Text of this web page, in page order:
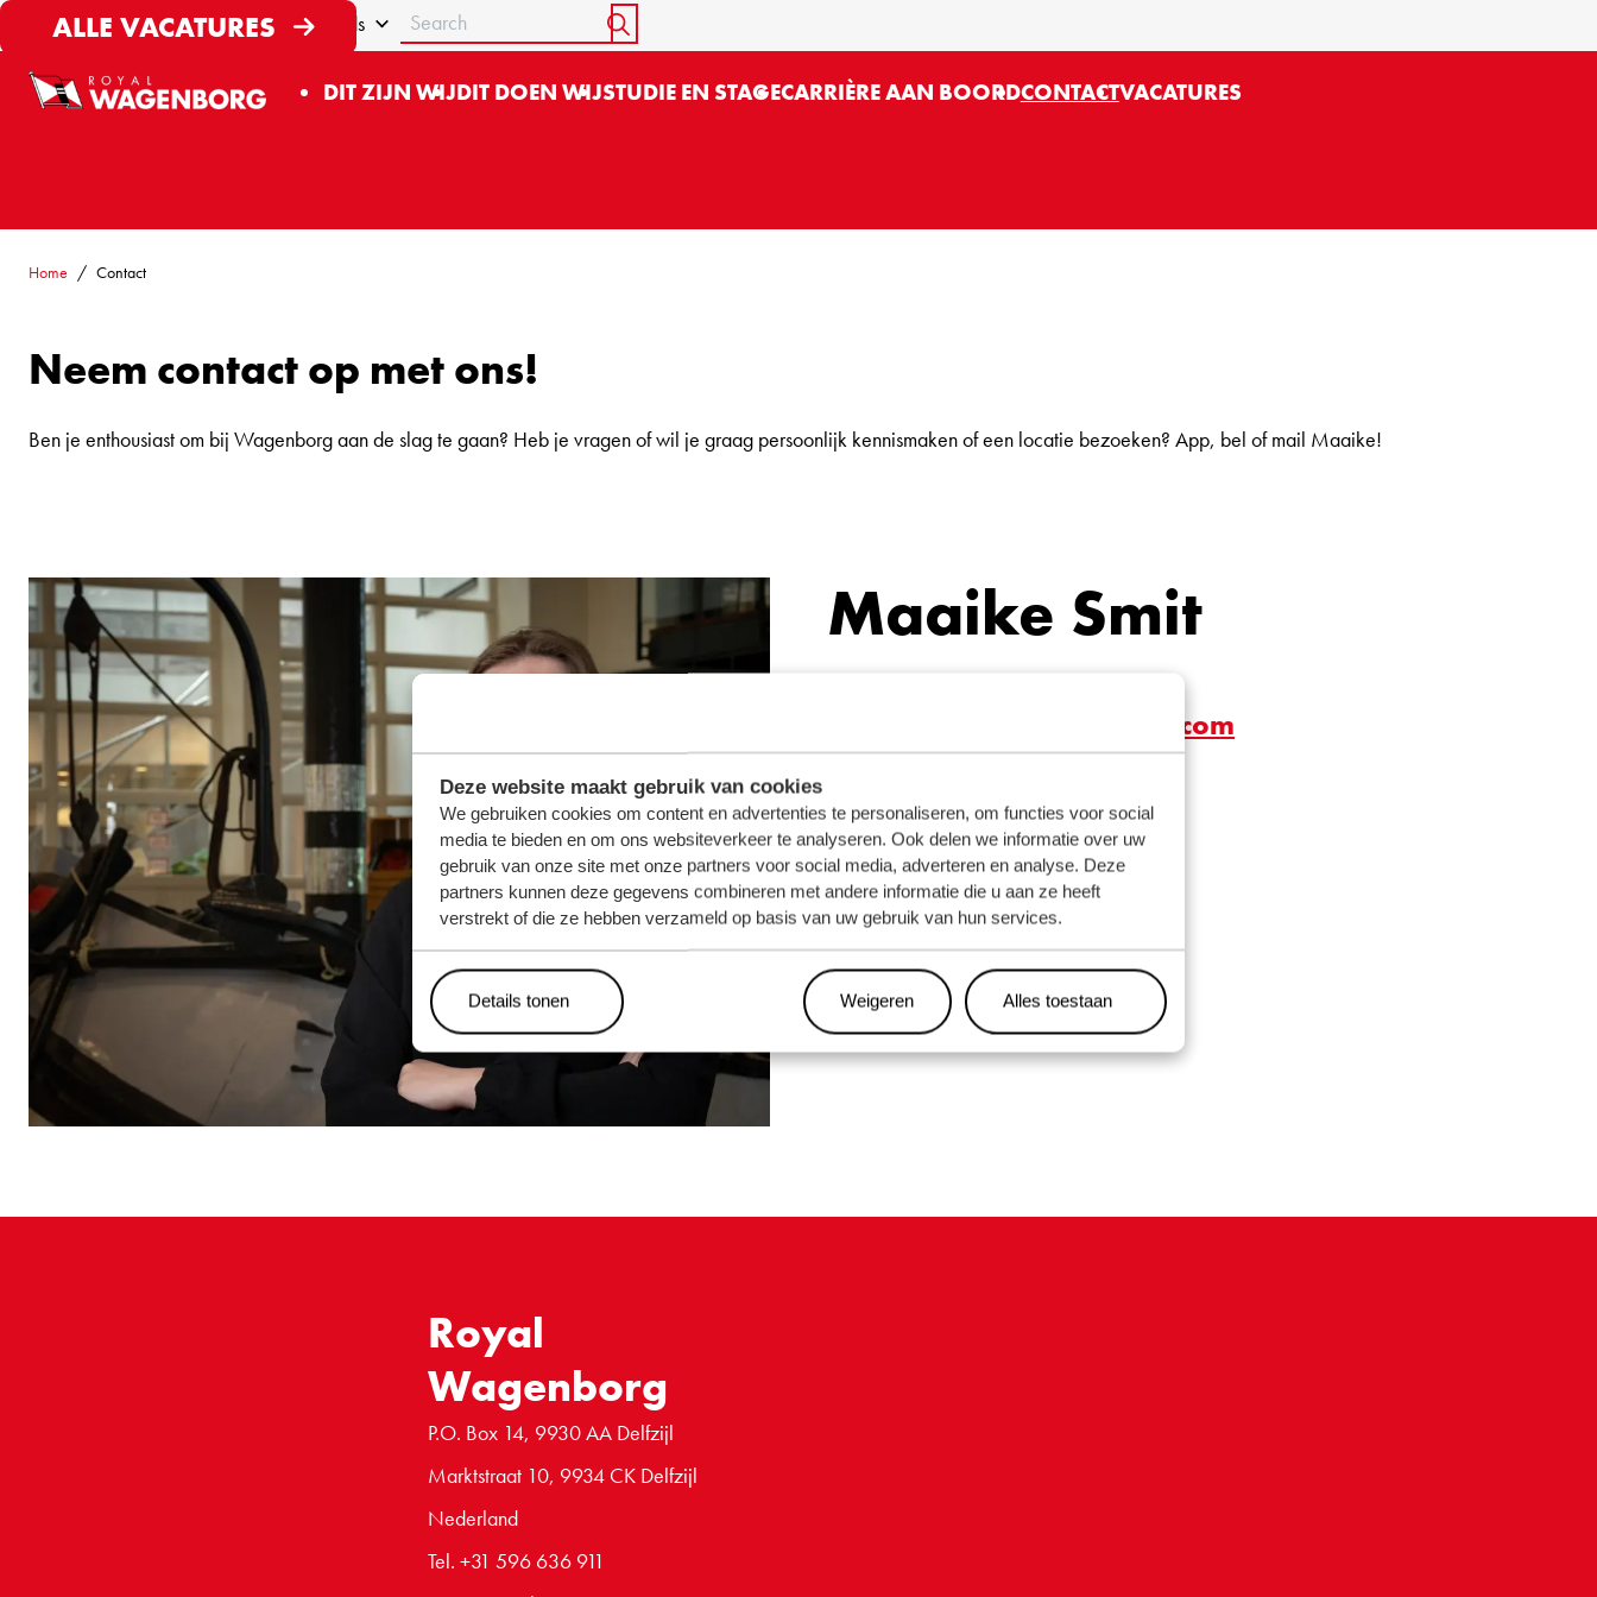
Deze website maakt gebruik van cookies
We gebruiken cookies om content en advertenties te personaliseren, om functies voor social
media te bieden en om ons websiteverkeer te analyseren. Ook delen we informatie over uw
gebruik van onze site met onze partners voor social media, adverteren en analyse. Deze
partners kunnen deze gegevens combineren met andere informatie die u aan ze heeft
verstrekt of die ze hebben verzameld op basis van uw gebruik van hun services.
Details tonen Weigeren Alles toestaan
Werken bij Wagenborg Nederlands Search
START SEARCH
DIT ZIJN WIJDIT DOEN WIJSTUDIE EN STAGECARRIÈRE AAN BOORDCONTACTVACATURES
Home Contact
Neem contact op met ons!
Ben je enthousiast om bij Wagenborg aan de slag te gaan? Heb je vragen of wil je graag persoonlijk kennismaken of een locatie bezoeken? App, bel of mail Maaike!
Maaike Smit
maaike.smit@wagenborg.com
Royal
Wagenborg
P.O. Box 14, 9930 AA Delfzijl
Marktstraat 10, 9934 CK Delfzijl
Nederland
Tel. +31 596 636 911
ALLE VACATURES